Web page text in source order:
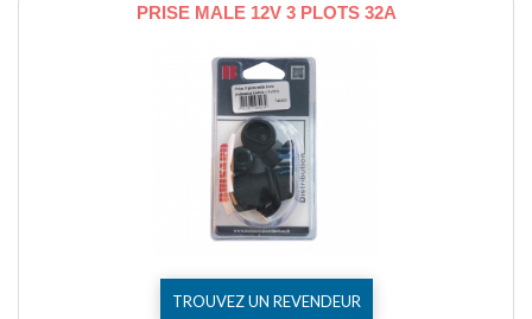
PRISE MALE 12V 3 PLOTS 32A
TROUVEZ UN REVENDEUR